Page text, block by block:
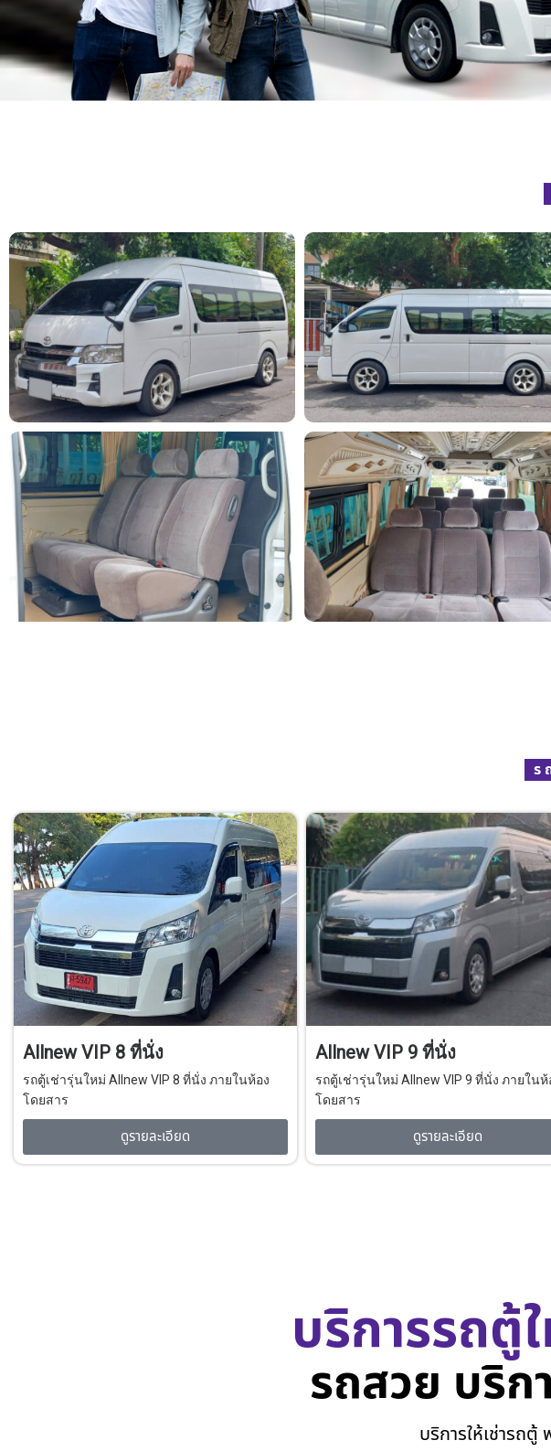
ร
Allnew VIP 8 ที่นั่ง
รถตู้เช่ารุ่นใหม่ Allnew VIP 8 ที่นั่ง ภายในห้อง
โดยสาร
ดูรายละเอียด
Allnew VIP 9 ที่นั่ง
รถตู้เช่ารุ่นใหม่ Allnew VIP 9 ที่นั่ง ภายในห้
โดยสาร
ดูรายละเอียด
บริการรถตู้
รถสวย บริก
บริการให้เช่ารถ